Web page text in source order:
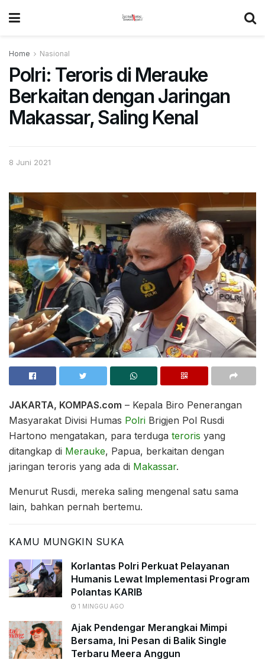
Home Nasional
Polri: Teroris di Merauke
Berkaitan dengan Jaringan
Makassar, Saling Kenal
8 Juni 2021
JAKARTA, KOMPAS.com – Kepala Biro Penerangan
Masyarakat Divisi Humas Polri Brigjen Pol Rusdi
Hartono mengatakan, para terduga teroris yang
ditangkap di Merauke, Papua, berkaitan dengan
jaringan teroris yang ada di Makassar.
Menurut Rusdi, mereka saling mengenal satu sama
lain, bahkan pernah bertemu.
KAMU MUNGKIN SUKA
Korlantas Polri Perkuat Pelayanan
Humanis Lewat Implementasi Program
Polantas KARIB
1 MINGGU AGO
Ajak Pendengar Merangkai Mimpi
Bersama, Ini Pesan di Balik Single
Terbaru Meera Anggun